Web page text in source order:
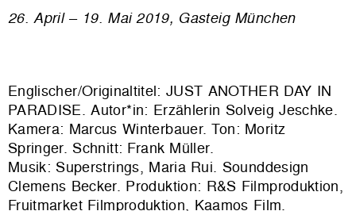
26. April – 19. Mai 2019, Gasteig München
Englischer/Originaltitel: JUST ANOTHER DAY IN
PARADISE. Autor*in: Erzählerin Solveig Jeschke.
Kamera: Marcus Winterbauer. Ton: Moritz
Springer. Schnitt: Frank Müller.
Musik: Superstrings, Maria Rui. Sounddesign
Clemens Becker. Produktion: R&S Filmproduktion,
Fruitmarket Filmproduktion, Kaamos Film.